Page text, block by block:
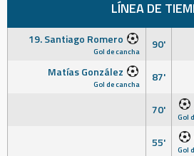
LÍNEA DE
19. Santiago Romero
Gol de cancha
90'
Matías González
Gol de cancha 87'
70' Gol
55' Gol